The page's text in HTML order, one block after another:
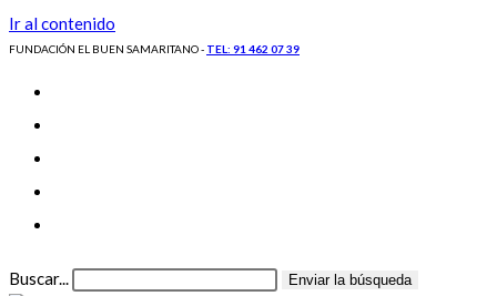
Ir al contenido
FUNDACIÓN EL BUEN SAMARITANO - TEL: 91 462 07 39
Buscar... Enviar la búsqueda